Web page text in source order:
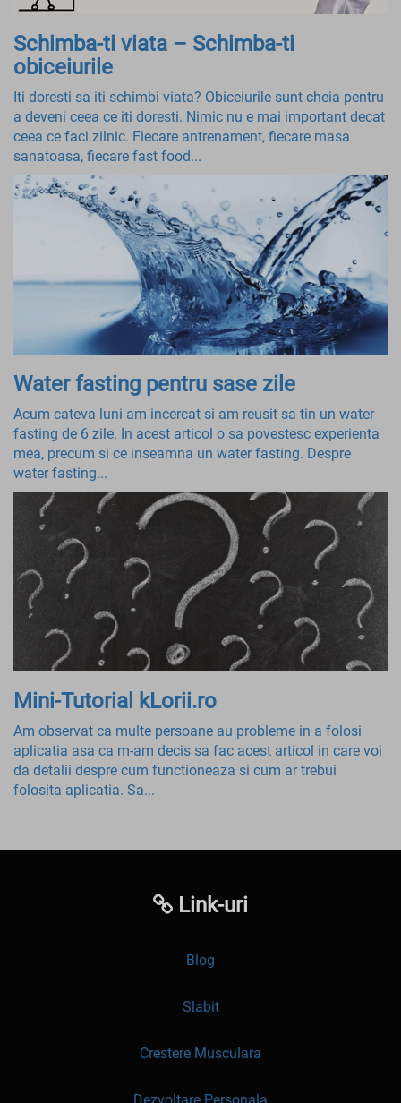
Schimba-ti viata – Schimba-ti
obiceiurile
Iti doresti sa iti schimbi viata? Obiceiurile sunt cheia pentru
a deveni ceea ce iti doresti. Nimic nu e mai important decat
ceea ce faci zilnic. Fiecare antrenament, fiecare masa
sanatoasa, fiecare fast food...
Water fasting pentru sase zile
Acum cateva luni am incercat si am reusit sa tin un water
fasting de 6 zile. In acest articol o sa povestesc experienta
mea, precum si ce inseamna un water fasting. Despre
water fasting...
Mini-Tutorial kLorii.ro
Am observat ca multe persoane au probleme in a folosi
aplicatia asa ca m-am decis sa fac acest articol in care voi
da detalii despre cum functioneaza si cum ar trebui
folosita aplicatia. Sa...
Link-uri
Blog
Slabit
Crestere Musculara